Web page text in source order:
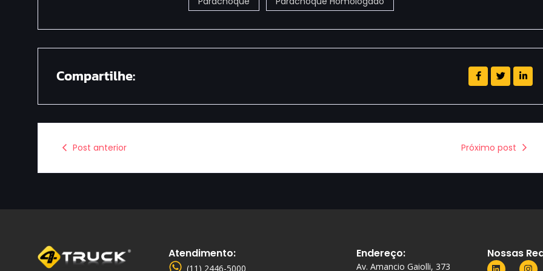
Compartilhe:
Post anterior Próximo post
Atendimento:
(11) 2446-5000
Endereço:
Av. Amancio Gaiolli, 373
Nossas